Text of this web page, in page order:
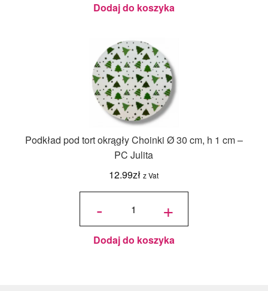
Dodaj do koszyka
Podkład pod tort okrągły Choinki Ø 30 cm, h 1 cm –
PC Julita
12.99zł z Vat
-
ilość
okrągły
Choinki
Ø 30
cm, h 1
cm - PC
+
Dodaj do koszyka